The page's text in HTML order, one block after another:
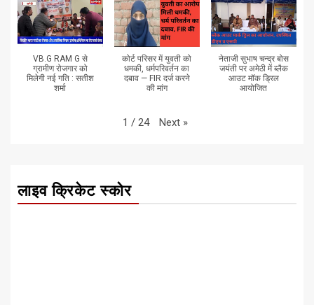
VB.G RAM G से
ग्रामीण रोजगार को
मिलेगी नई गति : सतीश
शर्मा
कोर्ट परिसर में युवती को
धमकी, धर्मपरिवर्तन का
दबाव — FIR दर्ज करने
की मांग
नेताजी सुभाष चन्द्र बोस
जयंती पर अमेठी में ब्लैक
आउट मॉक ड्रिल
आयोजित
1 / 24 Next »
लाइव क्रिकेट स्कोर